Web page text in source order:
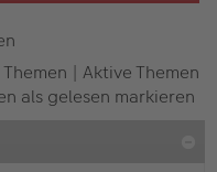
| Aktive Themen
als gelesen markieren